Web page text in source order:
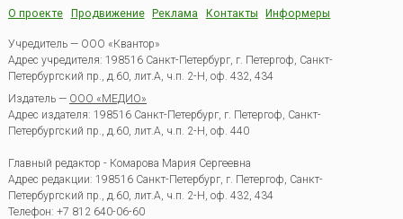
О проекте Продвижение Реклама Контакты Информеры
Учредитель — ООО «Квантор»
Адрес учредителя: 198516 Санкт-Петербург, г. Петергоф, Санкт-
Петербургский пр., д.60, лит.А, ч.п. 2-Н, оф. 432, 434
Издатель — ООО «МЕДИО»
Адрес издателя: 198516 Санкт-Петербург, г. Петергоф, Санкт-
Петербургский пр., д.60, лит.А, ч.п. 2-Н, оф. 440
Главный редактор - Комарова Мария Сергеевна
Адрес редакции: 198516 Санкт-Петербург, г. Петергоф, Санкт-
Петербургский пр., д.60, лит.А, ч.п. 2-Н, оф. 432, 434
Телефон: +7 812 640-06-60